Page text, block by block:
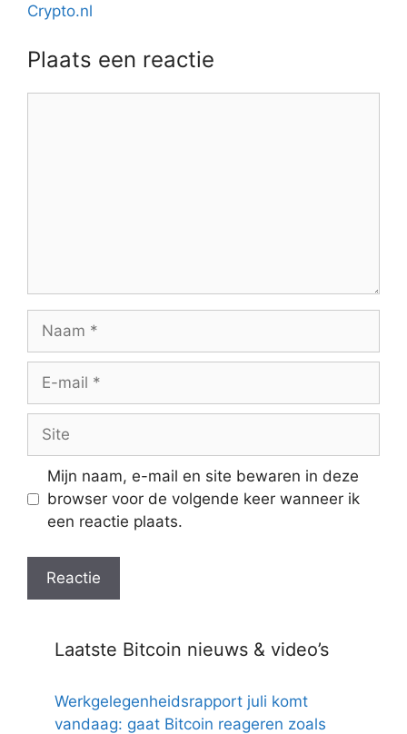
Crypto.nl
Plaats een reactie
Naam
Site
Mijn naam, e-mail en site bewaren in deze
browser voor de volgende keer wanneer ik
een reactie plaats.
Laatste Bitcoin nieuws & video’s
Werkgelegenheidsrapport juli komt
vandaag: gaat Bitcoin reageren zoals